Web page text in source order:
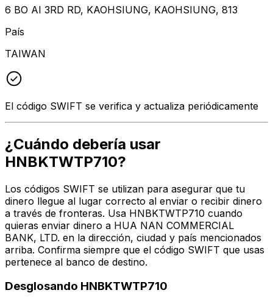
6 BO AI 3RD RD, KAOHSIUNG, KAOHSIUNG, 813
País
TAIWAN
El código SWIFT se verifica y actualiza periódicamente
¿Cuándo debería usar
HNBKTWTP710?
Los códigos SWIFT se utilizan para asegurar que tu
dinero llegue al lugar correcto al enviar o recibir dinero
a través de fronteras. Usa HNBKTWTP710 cuando
quieras enviar dinero a HUA NAN COMMERCIAL
BANK, LTD. en la dirección, ciudad y país mencionados
arriba. Confirma siempre que el código SWIFT que usas
pertenece al banco de destino.
Desglosando HNBKTWTP710